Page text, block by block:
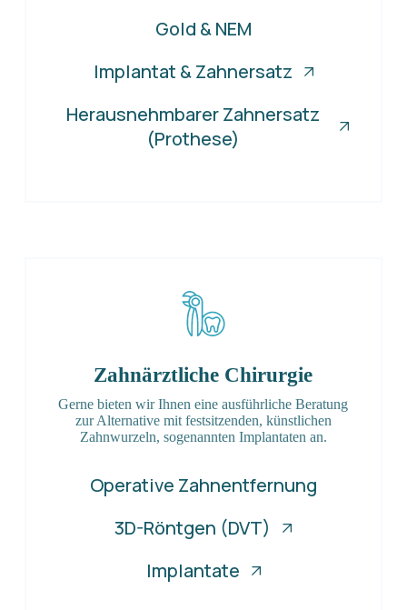
Gold & NEM
Implantat & Zahnersatz
Herausnehmbarer Zahnersatz
(Prothese)
Zahnärztliche Chirurgie
Gerne bieten wir Ihnen eine ausführliche Beratung
zur Alternative mit festsitzenden, künstlichen
Zahnwurzeln, sogenannten Implantaten an.
Operative Zahnentfernung
3D-Röntgen (DVT)
Implantate